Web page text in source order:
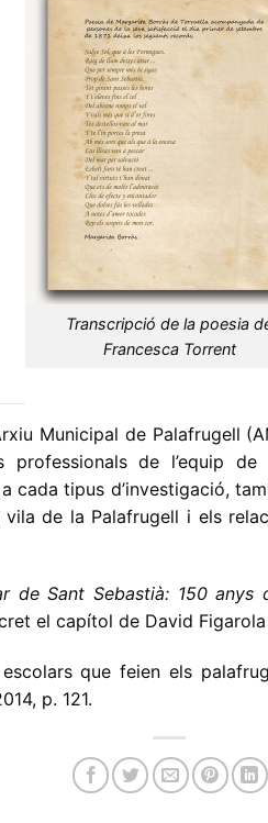
Transcripció de la poesia
Francesca Torrent
Municipal de Palafrugell
de l’equip
cada tipus d’investigació,
de la Palafrugell i els
de Sant Sebastià: 150 anys
el capítol de David
que feien els
p. 121.